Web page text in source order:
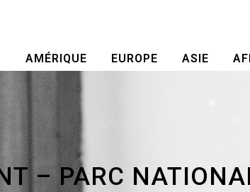
AMÉRIQUE EUROPE ASIE
– PARC